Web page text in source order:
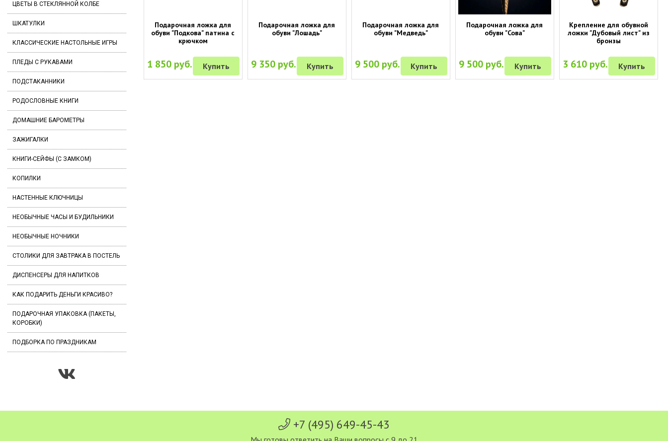
ЦВЕТЫ В СТЕКЛЯННОЙ КОЛБЕ
ШКАТУЛКИ
КЛАССИЧЕСКИЕ НАСТОЛЬНЫЕ ИГРЫ
ПЛЕДЫ С РУКАВАМИ
ПОДСТАКАННИКИ
РОДОСЛОВНЫЕ КНИГИ
ДОМАШНИЕ БАРОМЕТРЫ
ЗАЖИГАЛКИ
КНИГИ-СЕЙФЫ (С ЗАМКОМ)
КОПИЛКИ
НАСТЕННЫЕ КЛЮЧНИЦЫ
НЕОБЫЧНЫЕ ЧАСЫ И БУДИЛЬНИКИ
НЕОБЫЧНЫЕ НОЧНИКИ
СТОЛИКИ ДЛЯ ЗАВТРАКА В ПОСТЕЛЬ
ДИСПЕНСЕРЫ ДЛЯ НАПИТКОВ
КАК ПОДАРИТЬ ДЕНЬГИ КРАСИВО?
ПОДАРОЧНАЯ УПАКОВКА (ПАКЕТЫ,
КОРОБКИ)
ПОДБОРКА ПО ПРАЗДНИКАМ
Подарочная ложка для
обуви "Подкова" патина с
крючком
1 850 руб. Купить
Подарочная ложка для
обуви "Лошадь"
9 350 руб. Купить
Подарочная ложка для
обуви "Медведь"
9 500 руб. Купить
Подарочная ложка для
обуви "Сова"
9 500 руб. Купить
Крепление для обувной
ложки "Дубовый лист" из
бронзы
3 610 руб. Купить
+7 (495) 649-45-43